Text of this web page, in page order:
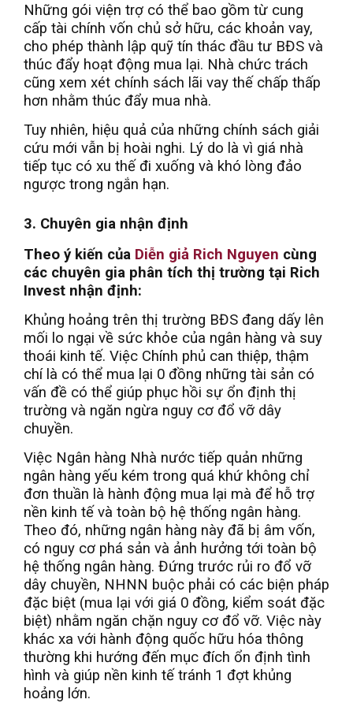
Những gói viện trợ có thể bao gồm từ cung
cấp tài chính vốn chủ sở hữu, các khoản vay,
cho phép thành lập quỹ tín thác đầu tư BĐS và
thúc đẩy hoạt động mua lại. Nhà chức trách
cũng xem xét chính sách lãi vay thế chấp thấp
hơn nhằm thúc đẩy mua nhà.
Tuy nhiên, hiệu quả của những chính sách giải
cứu mới vẫn bị hoài nghi. Lý do là vì giá nhà
tiếp tục có xu thế đi xuống và khó lòng đảo
ngược trong ngắn hạn.
3. Chuyên gia nhận định
Theo ý kiến của Diễn giả Rich Nguyen cùng
các chuyên gia phân tích thị trường tại Rich
Invest nhận định:
Khủng hoảng trên thị trường BĐS đang dấy lên
mối lo ngại về sức khỏe của ngân hàng và suy
thoái kinh tế. Việc Chính phủ can thiệp, thậm
chí là có thể mua lại 0 đồng những tài sản có
vấn đề có thể giúp phục hồi sự ổn định thị
trường và ngăn ngừa nguy cơ đổ vỡ dây
chuyền.
Việc Ngân hàng Nhà nước tiếp quản những
ngân hàng yếu kém trong quá khứ không chỉ
đơn thuần là hành động mua lại mà để hỗ trợ
nền kinh tế và toàn bộ hệ thống ngân hàng.
Theo đó, những ngân hàng này đã bị âm vốn,
có nguy cơ phá sản và ảnh hưởng tới toàn bộ
hệ thống ngân hàng. Đứng trước rủi ro đổ vỡ
dây chuyền, NHNN buộc phải có các biện pháp
đặc biệt (mua lại với giá 0 đồng, kiểm soát đặc
biệt) nhằm ngăn chặn nguy cơ đổ vỡ. Việc này
khác xa với hành động quốc hữu hóa thông
thường khi hướng đến mục đích ổn định tình
hình và giúp nền kinh tế tránh 1 đợt khủng
hoảng lớn.